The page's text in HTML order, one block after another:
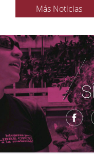
Más Noticias